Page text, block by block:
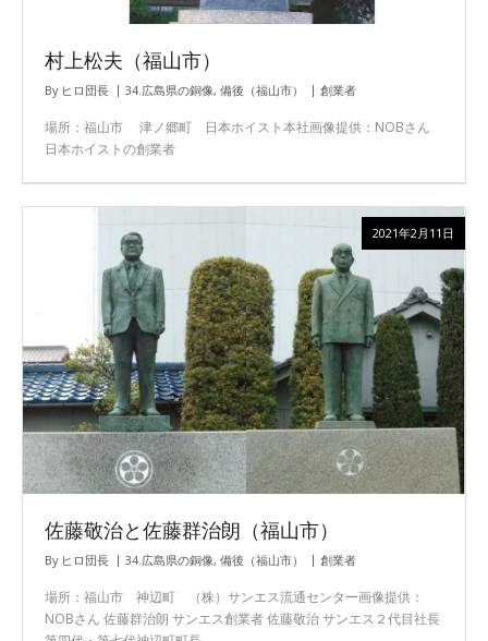
村上松夫（福山市）
By ヒロ団長 34.広島県の銅像, 備後（福山市） 創業者
場所：福山市 津ノ郷町 日本ホイスト本社画像提供：NOBさん
日本ホイストの創業者
佐藤敬治と佐藤群治朗（福山市）
By ヒロ団長 34.広島県の銅像, 備後（福山市） 創業者
場所：福山市 神辺町 （株）サンエス流通センター画像提供：
NOBさん 佐藤群治朗 サンエス創業者 佐藤敬治 サンエス２代目社長
2021年2月11日